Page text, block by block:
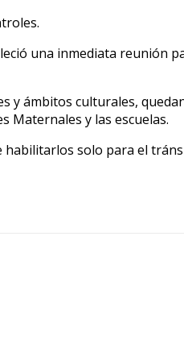
una inmediata reunión
y ámbitos culturales,
Maternales y las escuelas.
solo para el